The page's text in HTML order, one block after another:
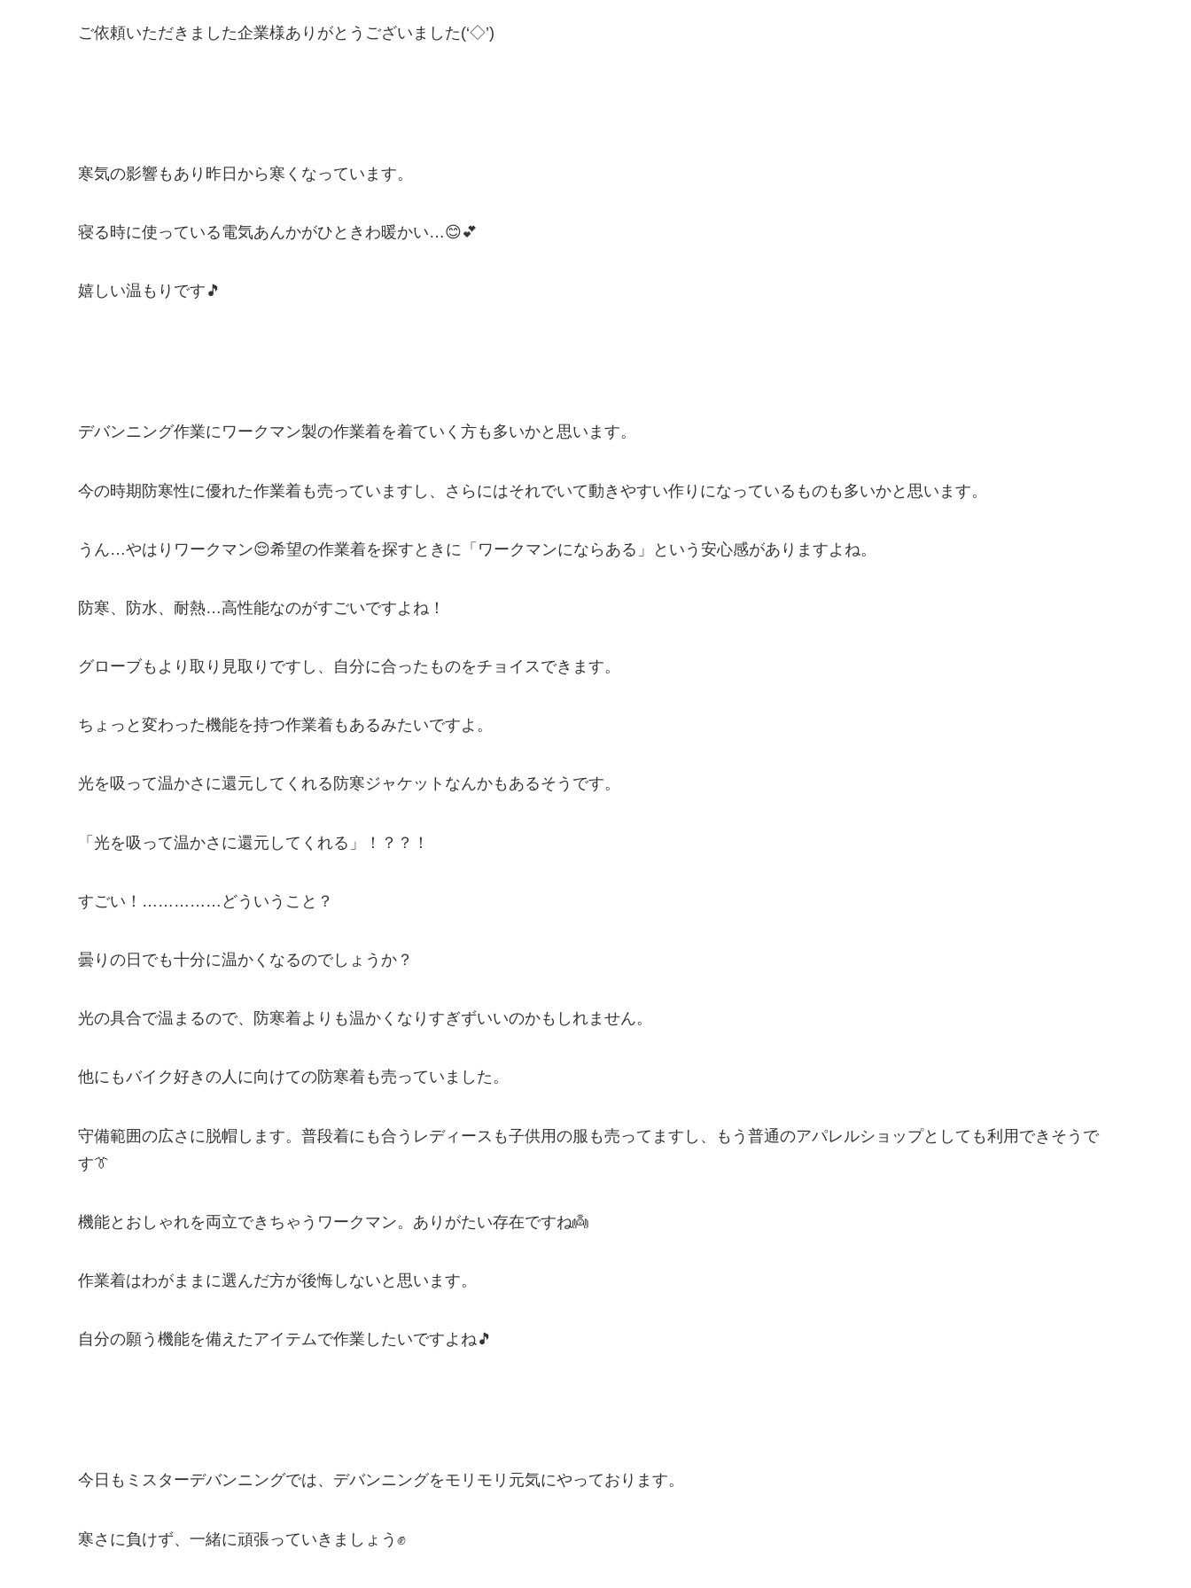
ご依頼いただきました企業様ありがとうございました(‘◇’)ゞ
寒気の影響もあり昨日から寒くなっています。
寝る時に使っている電気あんかがひときわ暖かい…😊💕
嬉しい温もりです🎵
デバンニング作業にワークマン製の作業着を着ていく方も多いかと思います。
今の時期防寒性に優れた作業着も売っていますし、さらにはそれでいて動きやすい作りになっているものも多いかと思います。
うん…やはりワークマン😌希望の作業着を探すときに「ワークマンにならある」という安心感がありますよね。
防寒、防水、耐熱…高性能なのがすごいですよね！
グローブもより取り見取りですし、自分に合ったものをチョイスできます。
ちょっと変わった機能を持つ作業着もあるみたいですよ。
光を吸って温かさに還元してくれる防寒ジャケットなんかもあるそうです。
「光を吸って温かさに還元してくれる」！？？！
すごい！……………どういうこと？
曇りの日でも十分に温かくなるのでしょうか？
光の具合で温まるので、防寒着よりも温かくなりすぎずいいのかもしれません。
他にもバイク好きの人に向けての防寒着も売っていました。
守備範囲の広さに脱帽します。普段着にも合うレディースも子供用の服も売ってますし、もう普通のアパレルショップとしても利用できそうで
す👔
機能とおしゃれを両立できちゃうワークマン。ありがたい存在ですね👼
作業着はわがままに選んだ方が後悔しないと思います。
自分の願う機能を備えたアイテムで作業したいですよね🎵
今日もミスターデバンニングでは、デバンニングをモリモリ元気にやっております。
寒さに負けず、一緒に頑張っていきましょう✊